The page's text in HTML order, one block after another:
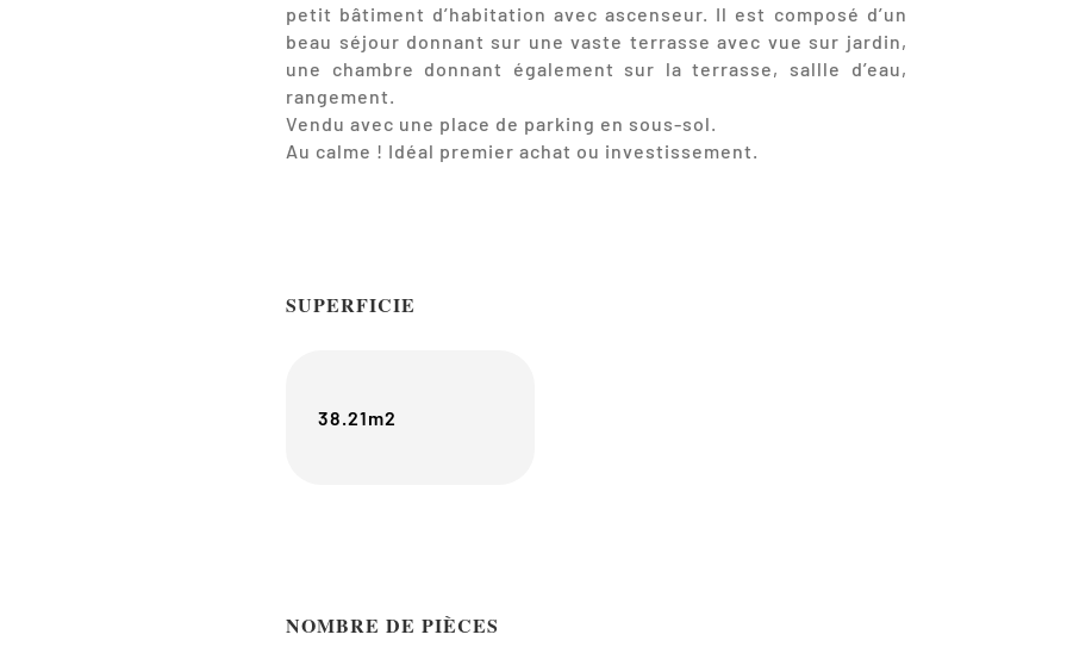
petit bâtiment d’habitation avec ascenseur. Il est composé d’un
beau séjour donnant sur une vaste terrasse avec vue sur jardin,
une chambre donnant également sur la terrasse, sallle d’eau,
rangement.
Vendu avec une place de parking en sous-sol.
Au calme ! Idéal premier achat ou investissement.
SUPERFICIE
38.21m2
NOMBRE DE PIÈCES